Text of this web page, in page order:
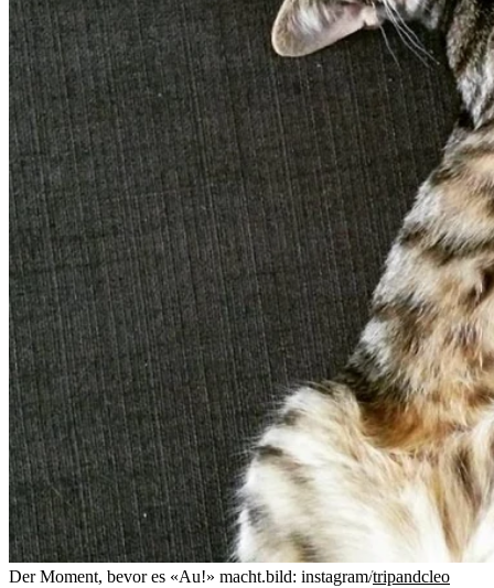
Der Moment, bevor es «Au!» macht.bild: instagram/tripandcleo